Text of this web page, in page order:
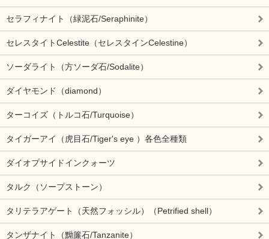
セラフィナイト（緑泥石/Seraphinite）
セレスタイトCelestite（セレスタインCelestine）
ソーダライト（方ソーダ石/Sodalite）
ダイヤモンド（diamond）
ターコイズ（トルコ石/Turquoise）
タイガーアイ（虎目石/Tiger's eye ）各色全種類
ダイオプサイドインクォーツ
タルク（ソープストーン）
タリテラアゲート（天然フォッシル）（Petrified shell）
タンザナイト（黝簾石/Tanzanite）